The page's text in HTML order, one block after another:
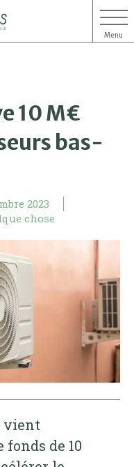
Menu
10 M€
bas-
2023
chose
vient
de 10